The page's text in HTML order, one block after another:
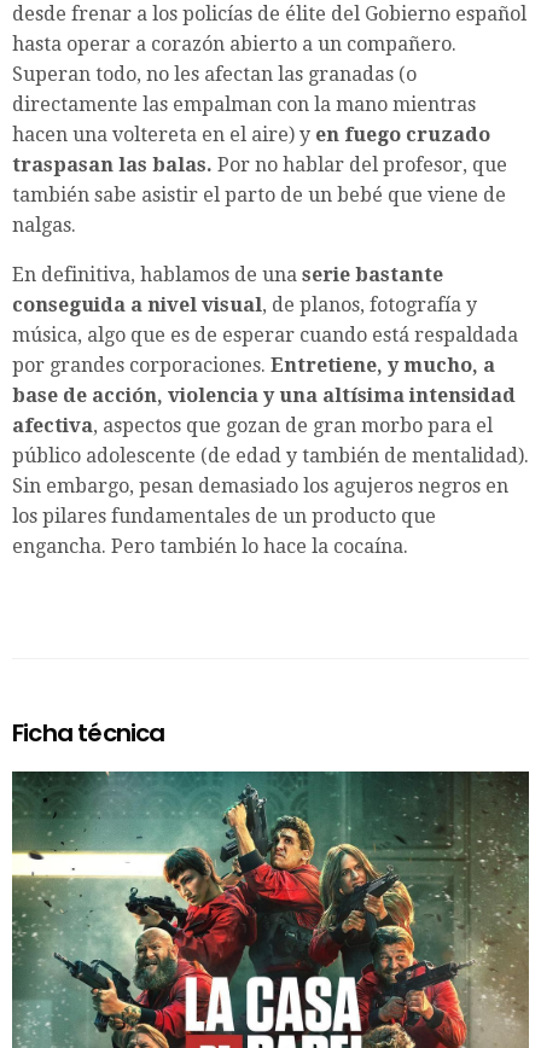
desde frenar a los policías de élite del Gobierno español
hasta operar a corazón abierto a un compañero.
Superan todo, no les afectan las granadas (o
directamente las empalman con la mano mientras
hacen una voltereta en el aire) y en fuego cruzado
traspasan las balas. Por no hablar del profesor, que
también sabe asistir el parto de un bebé que viene de
nalgas.
En definitiva, hablamos de una serie bastante
conseguida a nivel visual, de planos, fotografía y
música, algo que es de esperar cuando está respaldada
por grandes corporaciones. Entretiene, y mucho, a
base de acción, violencia y una altísima intensidad
afectiva, aspectos que gozan de gran morbo para el
público adolescente (de edad y también de mentalidad).
Sin embargo, pesan demasiado los agujeros negros en
los pilares fundamentales de un producto que
engancha. Pero también lo hace la cocaína.
Ficha técnica